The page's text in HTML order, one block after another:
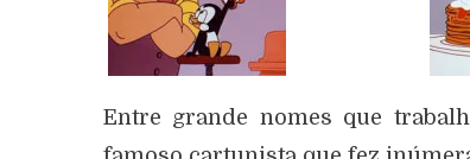
Entre grande nomes que